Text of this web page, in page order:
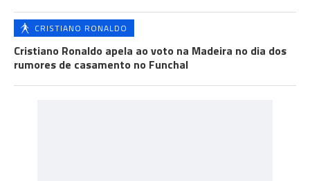
CRISTIANO RONALDO
Cristiano Ronaldo apela ao voto na Madeira no dia dos
rumores de casamento no Funchal